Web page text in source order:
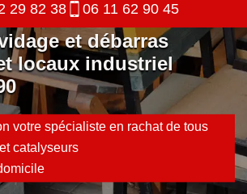
29 82 38 06 11 62 90 45
et débarras
locaux industriel
votre spécialiste en rachat de tous
catalyseurs